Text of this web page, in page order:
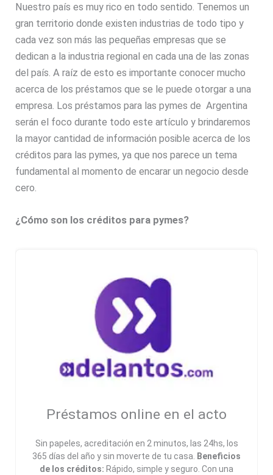
Nuestro país es muy rico en todo sentido. Tenemos un
gran territorio donde existen industrias de todo tipo y
cada vez son más las pequeñas empresas que se
dedican a la industria regional en cada una de las zonas
del país. A raíz de esto es importante conocer mucho
acerca de los préstamos que se le puede otorgar a una
empresa. Los préstamos para las pymes de Argentina
serán el foco durante todo este artículo y brindaremos
la mayor cantidad de información posible acerca de los
créditos para las pymes, ya que nos parece un tema
fundamental al momento de encarar un negocio desde
cero.
¿Cómo son los créditos para pymes?
Préstamos online en el acto
Sin papeles, acreditación en 2 minutos, las 24hs, los
365 días del año y sin moverte de tu casa.
Beneficios
de los créditos: Rápido, simple y seguro. Con una